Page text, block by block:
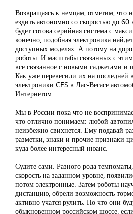
Возвращаясь к немцам, отметим, что
ездить автономно со скоростью до
будет готова серийная система с
конечно, подобная электроника
доступных моделях. А потому на
роботы. И масштабы связанных с
все связанное с новыми гаджетами и
Как уже перевесили их на последней
электроники CES в Лас-Вегасе
Интернетом.
Мы в России пока что не
что отлично понимаем: любой
неизбежно свихнется. Ему подавай
разметки, знаки и прочие признаки
куда более интересный нюанс.
Судите сами. Разного рода
скорость на заданном уровне,
потом электронные. Затем роботы
дистанцию, обрели возможность
активно учатся рулить. Но что они
обыкновенном российском шоссе,